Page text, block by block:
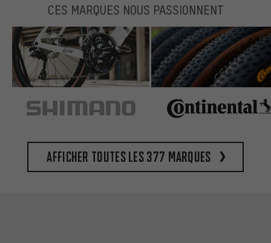
CES MARQUES NOUS PASSIONNENT
Afficher toutes les 377 marques